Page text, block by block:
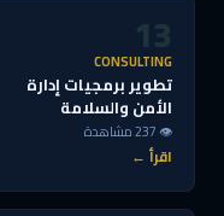
13
CONSULTING
تطوير برمجيات إدارة
الأمن والسلامة
👁 237 مشاهدة
اقرأ ←